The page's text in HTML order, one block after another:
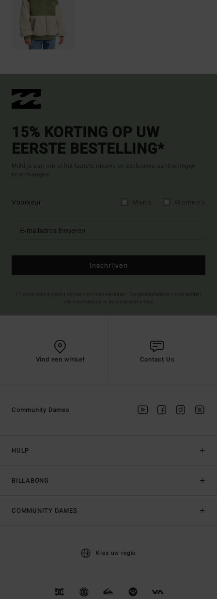
15% KORTING OP UW
EERSTE BESTELLING*
Meld je aan om al het laatste nieuws en exclusieve aanbiedingen
te ontvangen.
Voorkeur
Inschrijven
Vind een winkel Contact Us
HULP
BILLABONG
Community Dames
COMMUNITY DAMES
Kies uw regio